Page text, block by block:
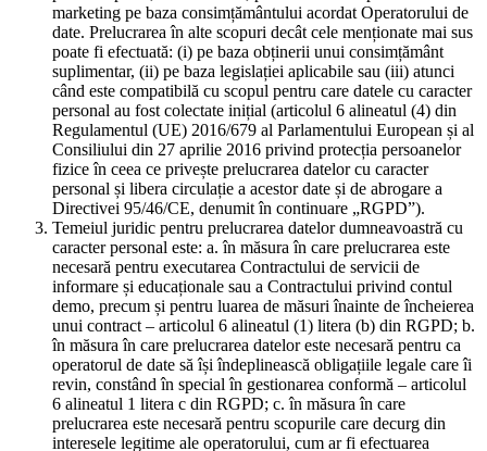
marketing pe baza consimțământului acordat Operatorului de
date. Prelucrarea în alte scopuri decât cele menționate mai sus
poate fi efectuată: (i) pe baza obținerii unui consimțământ
suplimentar, (ii) pe baza legislației aplicabile sau (iii) atunci
când este compatibilă cu scopul pentru care datele cu caracter
personal au fost colectate inițial (articolul 6 alineatul (4) din
Regulamentul (UE) 2016/679 al Parlamentului European și al
Consiliului din 27 aprilie 2016 privind protecția persoanelor
fizice în ceea ce privește prelucrarea datelor cu caracter
personal și libera circulație a acestor date și de abrogare a
Directivei 95/46/CE, denumit în continuare „RGPD”).
Temeiul juridic pentru prelucrarea datelor dumneavoastră cu
caracter personal este: a. în măsura în care prelucrarea este
necesară pentru executarea Contractului de servicii de
informare și educaționale sau a Contractului privind contul
demo, precum și pentru luarea de măsuri înainte de încheierea
unui contract – articolul 6 alineatul (1) litera (b) din RGPD; b.
în măsura în care prelucrarea datelor este necesară pentru ca
operatorul de date să își îndeplinească obligațiile legale care îi
revin, constând în special în gestionarea conformă – articolul
6 alineatul 1 litera c din RGPD; c. în măsura în care
prelucrarea este necesară pentru scopurile care decurg din
interesele legitime ale operatorului, cum ar fi efectuarea